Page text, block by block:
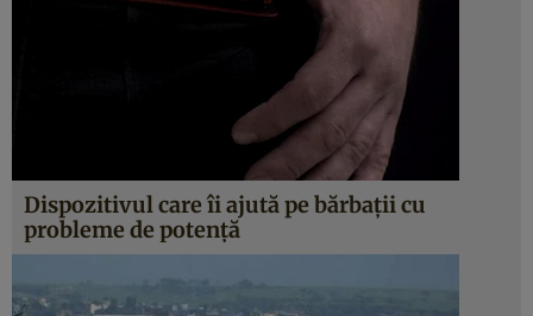
Dispozitivul care îi ajută pe bărbaţii cu
probleme de potenţă